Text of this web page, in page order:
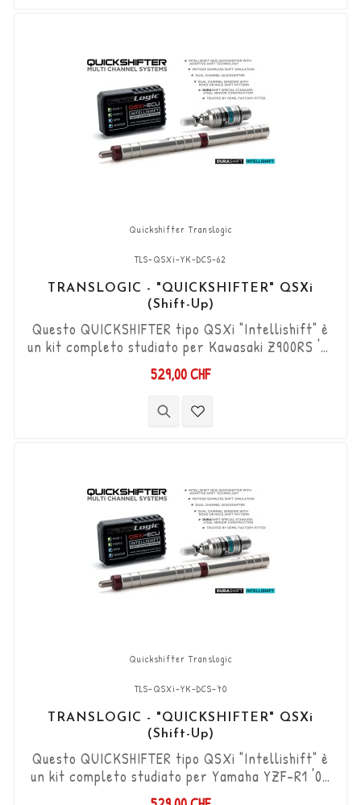
Quickshifter Translogic
TLS-QSXi-YK-DCS-62
TRANSLOGIC - "QUICKSHIFTER" QSXi
(Shift-Up)
Questo QUICKSHIFTER tipo QSXi "Intellishift" è
un kit completo studiato per Kawasaki Z900RS '18
->, che permette di aumentare le marce (Shift-
Up) senza utilizzare la frizione. Kit "Plug & Play"
compatibile con connettori originali. Funziona
con cambi di marcia di tipo "Standard e Reverse".
529,00 CHF
Quickshifter Translogic
TLS-QSXi-YK-DCS-70
TRANSLOGIC - "QUICKSHIFTER" QSXi
(Shift-Up)
Questo QUICKSHIFTER tipo QSXi "Intellishift" è
un kit completo studiato per Yamaha YZF-R1 '02
- '08 (solo modelli ad iniezione), che permette di